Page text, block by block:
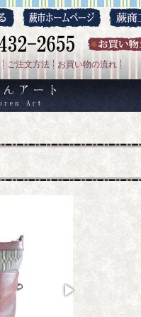
ご注文方法 お買い物の流れ